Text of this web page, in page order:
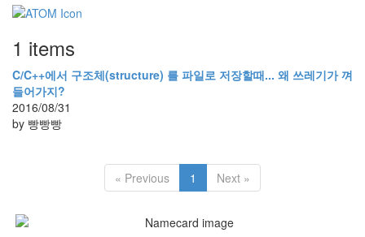
1 items
C/C++에서 구조체(structure) 를 파일로 저장할때... 왜 쓰레기가 껴
들어가지?
2016/08/31
by 빵빵빵
« Previous 1 Next »